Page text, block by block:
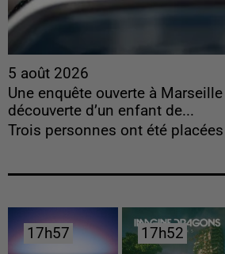
5 août 2026
Une enquête ouverte à
découverte d’un enfant de...
Trois personnes ont été
17h57
17h57 17h52
17h52